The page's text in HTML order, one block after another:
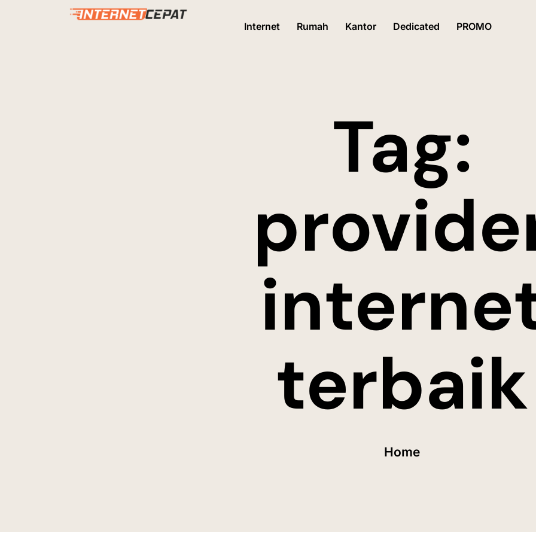
Internet Rumah Kantor Dedicated PROMO
Tag:
terbaik
Home